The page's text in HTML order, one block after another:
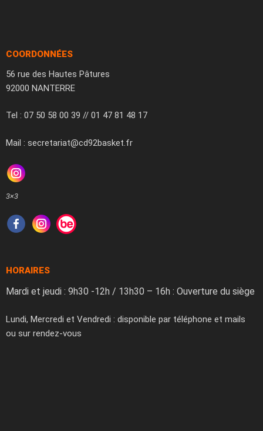
COORDONNÉES
56 rue des Hautes Pâtures
92000 NANTERRE
Tel : 07 50 58 00 39 // 01 47 81 48 17
Mail : secretariat@cd92basket.fr
3×3
HORAIRES
Mardi et jeudi : 9h30 -12h / 13h30 – 16h : Ouverture du siège
Lundi, Mercredi et Vendredi : disponible par téléphone et mails
ou sur rendez-vous